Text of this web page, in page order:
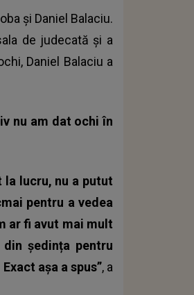
și Daniel Balaciu.
de judecată și a
Daniel Balaciu a
nu am dat ochi în
la lucru, nu a putut
pentru a vedea
ar fi avut mai mult
ședința pentru
Exact așa a spus”, a